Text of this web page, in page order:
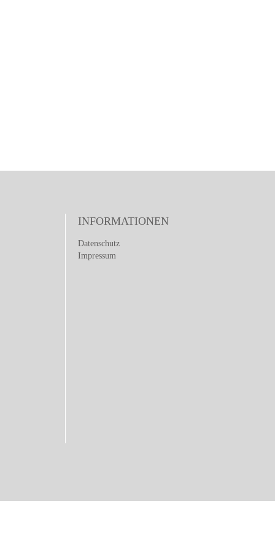
INFORMATIONEN
Datenschutz
Impressum